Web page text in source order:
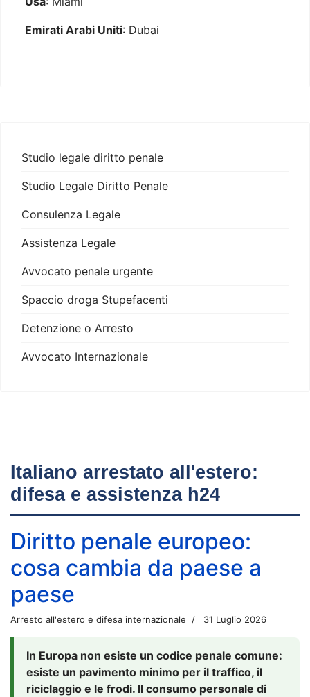
Emirati Arabi Uniti: Dubai
Studio legale diritto penale
Studio Legale Diritto Penale
Consulenza Legale
Assistenza Legale
Avvocato penale urgente
Spaccio droga Stupefacenti
Detenzione o Arresto
Avvocato Internazionale
Italiano arrestato all'estero:
difesa e assistenza h24
Diritto penale europeo:
cosa cambia da paese a
paese
Arresto all'estero e difesa internazionale 31 Luglio 2026
In Europa non esiste un codice penale comune:
esiste un pavimento minimo per il traffico, il
riciclaggio e le frodi. Il consumo personale di